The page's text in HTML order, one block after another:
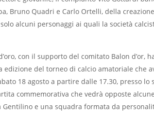
Bruno Quadri e Carlo Ortelli, della
alcuni personaggi ai quali la società
con il supporto del comitato Balon d’or,
del torneo di calcio amatoriale che
18 agosto a partire dalle 17.30, presso lo
commemorativa che vedrà opposte
Gentilino e una squadra formata da